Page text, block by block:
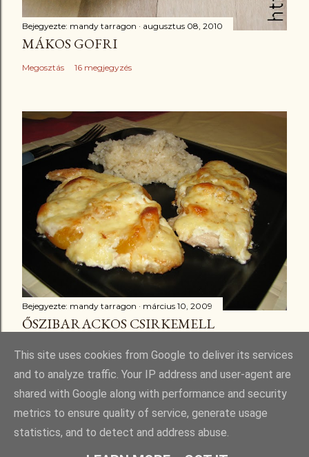
Bejegyezte: mandy tarragon augusztus 08, 2010
MÁKOS GOFRI
Megosztás 16 megjegyzés
Bejegyezte: mandy tarragon március 10, 2009
ŐSZIBARACKOS CSIRKEMELL
Üzemeltető: Blogger
This site uses cookies from Google to deliver its services
and to analyze traffic. Your IP address and user-agent are
shared with Google along with performance and security
metrics to ensure quality of service, generate usage
statistics, and to detect and address abuse.